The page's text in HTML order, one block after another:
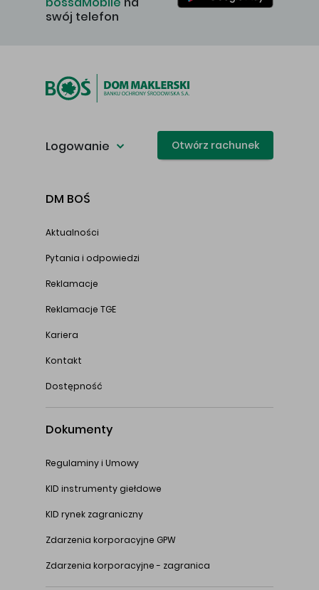
swój telefon
Logowanie Otwórz rachunek
DM BOŚ
Aktualności
Pytania i odpowiedzi
Reklamacje
Reklamacje TGE
Kariera
Kontakt
Dostępność
Dokumenty
Regulaminy i Umowy
KID instrumenty giełdowe
KID rynek zagraniczny
Zdarzenia korporacyjne GPW
Zdarzenia korporacyjne - zagranica